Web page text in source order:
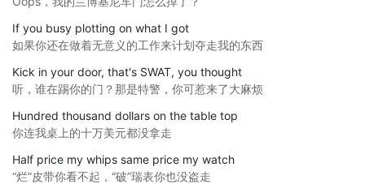
If you busy plotting on what I got
如果你还在做着无意义的工作来计划夺走我的东西
Kick in your door, that's SWAT, you thought
听，谁在踢你的门？那是特警，你可惹来了大麻烦
Hundred thousand dollars on the table top
你连我桌上的十万美元都没拿走
Half price my whips same price my watch
“烂”皮带你看不起，“破”瑞表你也没盗走